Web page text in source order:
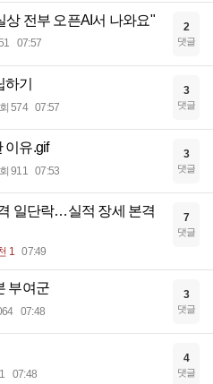
상 전부 오픈AI서 나와요"
07:57
2
댓글
기
574 07:57
3
댓글
이유.gif
911 07:53
3
댓글
일단락…실적 장세 본격
1 07:49
7
댓글
부여군
07:48
3
댓글
07:48
4
댓글